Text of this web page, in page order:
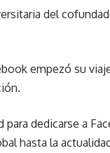
del
empezó su
dedicarse a
hasta la